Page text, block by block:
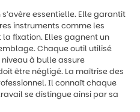
essentielle. Elle garantit
instruments comme les
fixation. Elles gagnent un
Chaque outil utilisé
à bulle assure
être négligé. La maîtrise des
Il connaît chaque
se distingue ainsi par sa